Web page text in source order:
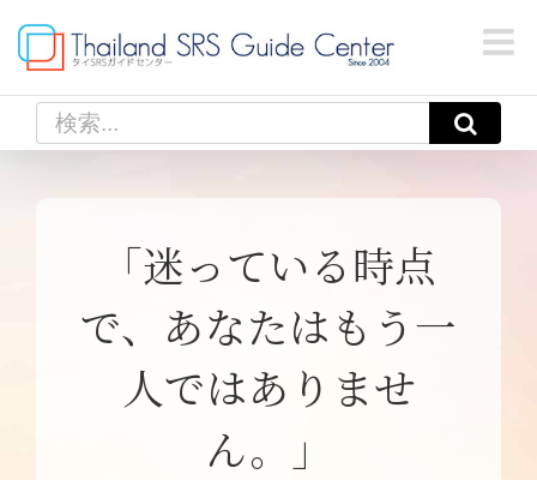
content
索
「迷っている時点
で、あなたはもう一
人ではありませ
ん。」